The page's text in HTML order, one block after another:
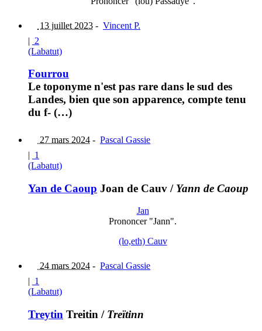
13 juillet 2023 - Vincent P.
| 2
(Labatut)
Fourrou
Le toponyme n'est pas rare dans le sud des
Landes, bien que son apparence, compte tenu
du f- (…)
27 mars 2024 - Pascal Gassie
| 1
(Labatut)
Yan de Caoup Joan de Cauv / Yann de Caoup
Jan
Prononcer "Jann".
(lo,eth) Cauv
24 mars 2024 - Pascal Gassie
| 1
(Labatut)
Treytin Treitin / Treïtinn